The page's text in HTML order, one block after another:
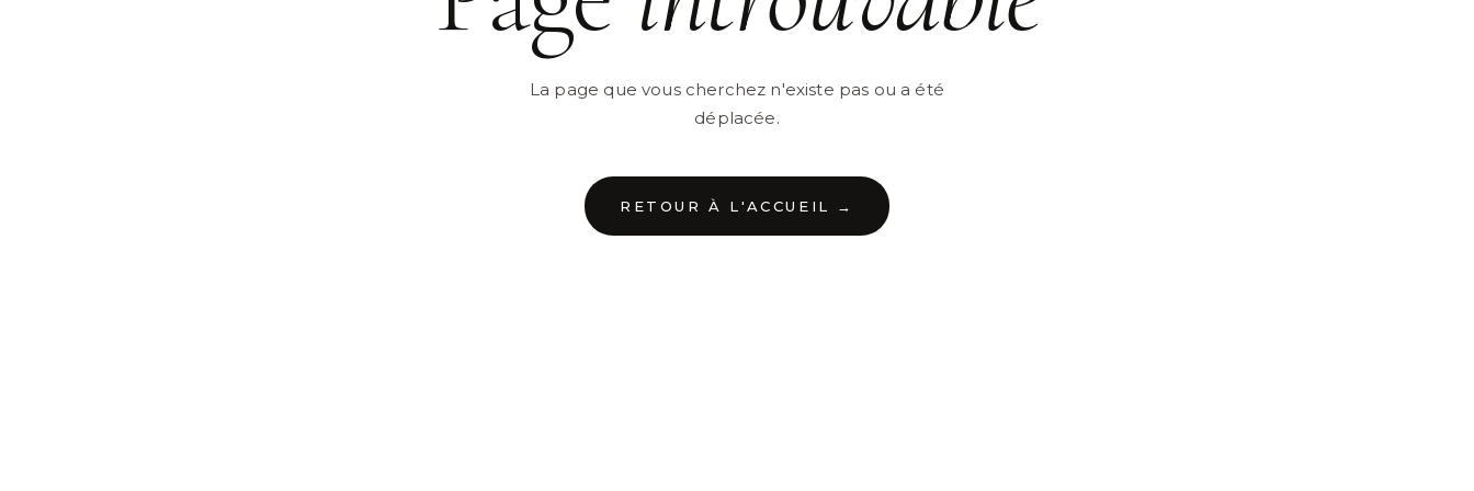
La page que vous cherchez n'existe pas ou a été
déplacée.
RETOUR À L'ACCUEIL →